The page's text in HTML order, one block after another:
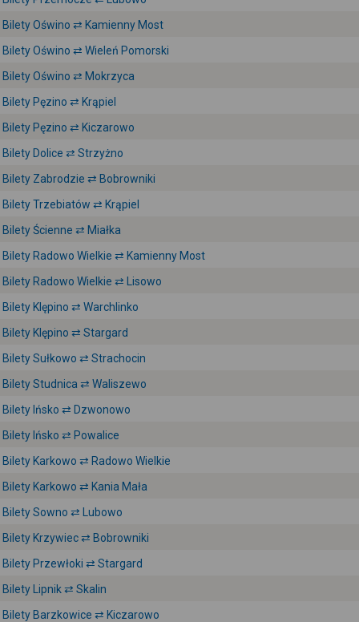
Bilety Oświno ⇄ Kamienny Most
Bilety Oświno ⇄ Wieleń Pomorski
Bilety Oświno ⇄ Mokrzyca
Bilety Pęzino ⇄ Krąpiel
Bilety Pęzino ⇄ Kiczarowo
Bilety Dolice ⇄ Strzyżno
Bilety Zabrodzie ⇄ Bobrowniki
Bilety Trzebiatów ⇄ Krąpiel
Bilety Ścienne ⇄ Miałka
Bilety Radowo Wielkie ⇄ Kamienny Most
Bilety Radowo Wielkie ⇄ Lisowo
Bilety Klępino ⇄ Warchlinko
Bilety Klępino ⇄ Stargard
Bilety Sułkowo ⇄ Strachocin
Bilety Studnica ⇄ Waliszewo
Bilety Ińsko ⇄ Dzwonowo
Bilety Ińsko ⇄ Powalice
Bilety Karkowo ⇄ Radowo Wielkie
Bilety Karkowo ⇄ Kania Mała
Bilety Sowno ⇄ Lubowo
Bilety Krzywiec ⇄ Bobrowniki
Bilety Przewłoki ⇄ Stargard
Bilety Lipnik ⇄ Skalin
Bilety Barzkowice ⇄ Kiczarowo